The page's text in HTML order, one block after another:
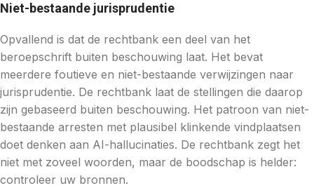
Niet-bestaande jurisprudentie
Opvallend is dat de rechtbank een deel van het
beroepschrift buiten beschouwing laat. Het bevat
meerdere foutieve en niet-bestaande verwijzingen naar
jurisprudentie. De rechtbank laat de stellingen die daarop
zijn gebaseerd buiten beschouwing. Het patroon van niet-
bestaande arresten met plausibel klinkende vindplaatsen
doet denken aan AI-hallucinaties. De rechtbank zegt het
niet met zoveel woorden, maar de boodschap is helder:
controleer uw bronnen.